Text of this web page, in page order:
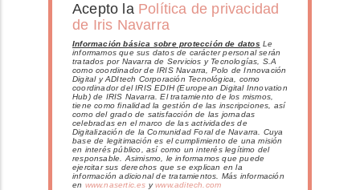
Acepto la Política de privacidad
de Iris Navarra
Información básica sobre protección de datos Le
informamos que sus datos de carácter personal serán
tratados por Navarra de Servicios y Tecnologías, S.A
como coordinador de IRIS Navarra, Polo de Innovación
Digital y ADItech Corporación Tecnológica, como
coordinador del IRIS EDIH (European Digital Innovation
Hub) de IRIS Navarra. El tratamiento de los mismos,
tiene como finalidad la gestión de las inscripciones, así
como del grado de satisfacción de las jornadas
celebradas en el marco de las actividades de
Digitalización de la Comunidad Foral de Navarra. Cuya
base de legitimación es el cumplimiento de una misión
en interés público, así como un interés legítimo del
responsable. Asimismo, le informamos que puede
ejercitar sus derechos que se explican en la
información adicional de tratamientos. Más información
en www.nasertic.es ywww.aditech.com